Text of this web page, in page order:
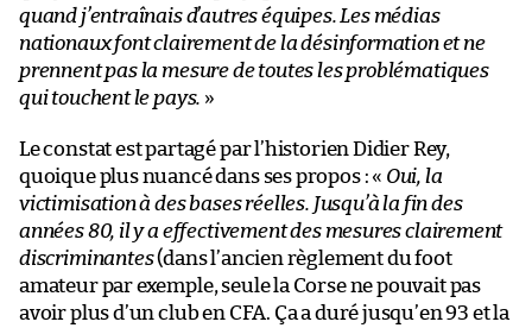
quand j’entraînais d’autres équipes. Les médias
nationaux font clairement de la désinformation et ne
prennent pas la mesure de toutes les problématiques
qui touchent le pays. »
Le constat est partagé par l’historien Didier Rey,
quoique plus nuancé dans ses propos : « Oui, la
victimisation à des bases réelles. Jusqu’à la fin des
années 80, il y a effectivement des mesures clairement
discriminantes(dans l’ancien règlement du foot
amateur par exemple, seule la Corse ne pouvait pas
avoir plus d’un club en CFA. Ça a duré jusqu’en 93 et la